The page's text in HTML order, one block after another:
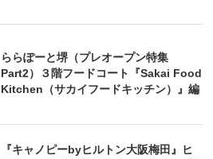
ららぽーと堺（プレオープン特集
Part2）３階フードコート『Sakai Food
Kitchen（サカイフードキッチン）』編
『キャノピーbyヒルトン大阪梅田』ヒ